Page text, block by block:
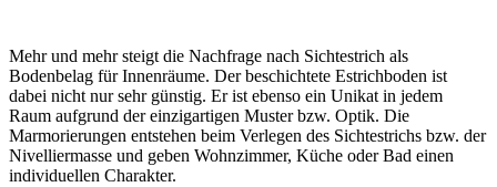
Mehr und mehr steigt die Nachfrage nach Sichtestrich als
Bodenbelag für Innenräume. Der beschichtete Estrichboden ist
dabei nicht nur sehr günstig. Er ist ebenso ein Unikat in jedem
Raum aufgrund der einzigartigen Muster bzw. Optik. Die
Marmorierungen entstehen beim Verlegen des Sichtestrichs bzw. der
Nivelliermasse und geben Wohnzimmer, Küche oder Bad einen
individuellen Charakter.